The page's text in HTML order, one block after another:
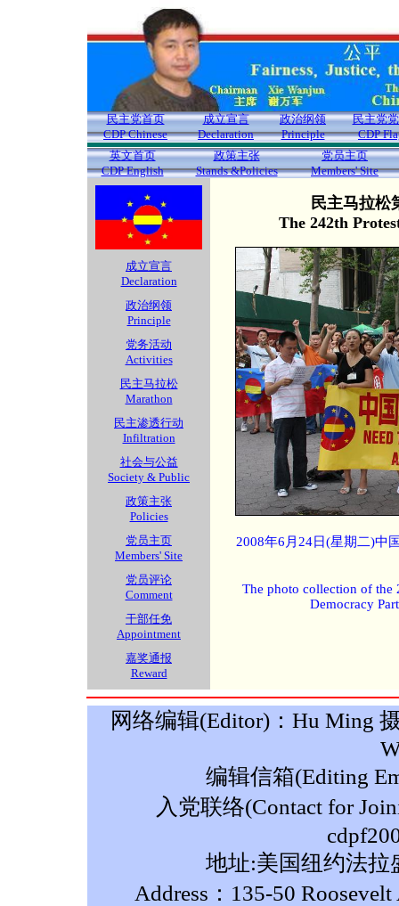
民主党首页
CDP Chinese
成立宣言
Declaration
政治纲领
Principle
民主党
CDP
英文首页
CDP English
政策主张
Stands &Policies
党员主页
Members' Site
成立宣言
Declaration
政治纲领
Principle
党务活动
Activities
民主马拉松
Marathon
民主渗透行动
Infiltration
社会与公益
Society & Public
政策主张
Policies
党员主页
Members' Site
党员评论
Comment
干部任免
Appointment
嘉奖通报
Reward
民主马拉松
The 242th
2008年6月24日(星期二)中
The photo collection of the
Democracy
网络编辑(Editor)：Hu Ming
编辑信箱(Editing
入党联络(Contact for
地址:美国纽约法拉
Address：135-50